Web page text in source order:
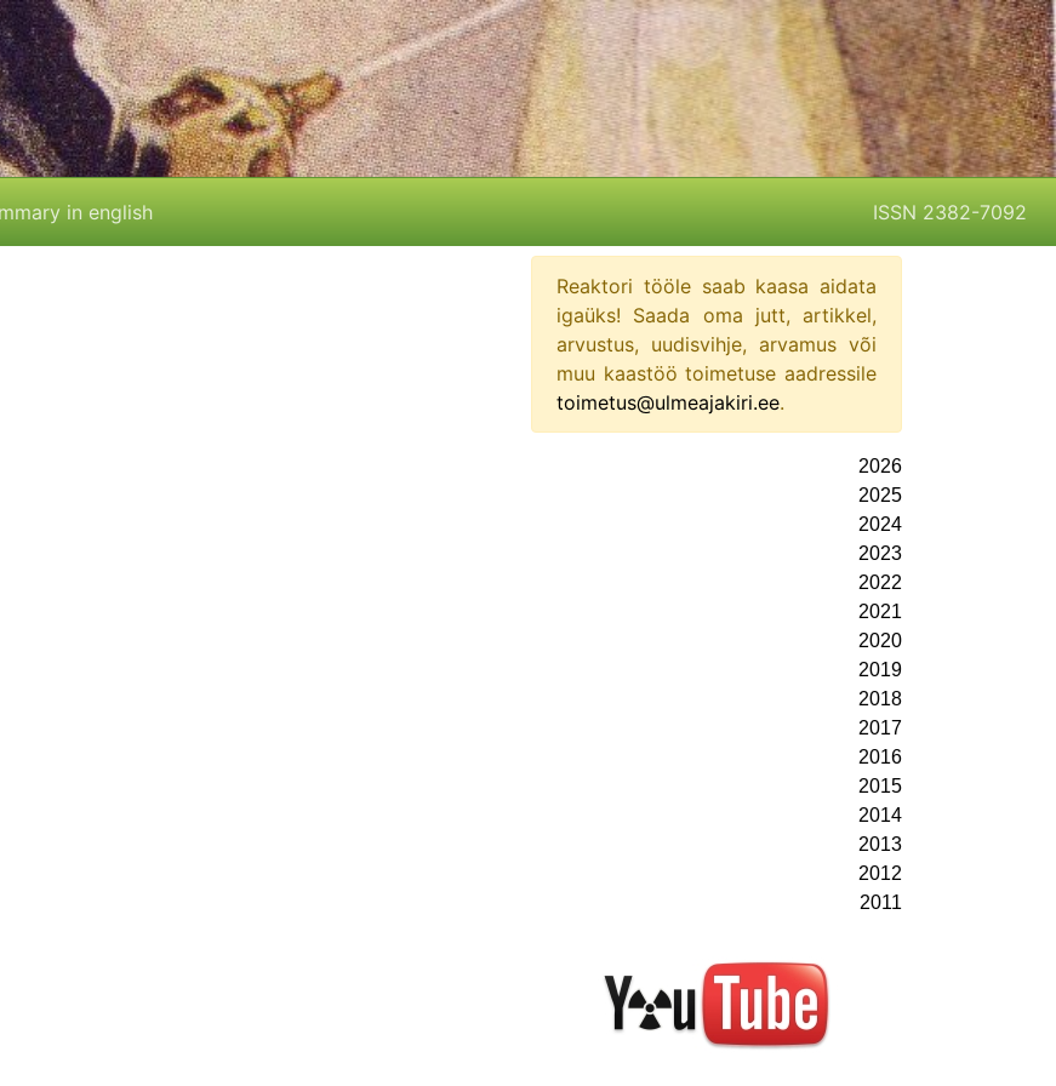
in english ISSN 2382-7092
Reaktori tööle saab kaasa aidata
igaüks! Saada oma jutt, artikkel,
arvustus, uudisvihje, arvamus või
muu kaastöö toimetuse aadressile
toimetus@ulmeajakiri.ee.
2026
2025
2024
2023
2022
2021
2020
2019
2018
2017
2016
2015
2014
2013
2012
2011